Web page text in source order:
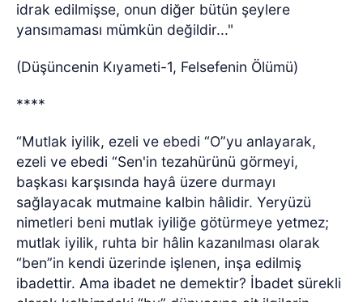
idrak edilmişse, onun diğer bütün şeylere
yansımaması mümkün değildir..."
(Düşüncenin Kıyameti-1, Felsefenin Ölümü)
****
“Mutlak iyilik, ezeli ve ebedi “O”yu anlayarak,
ezeli ve ebedi “Sen'in tezahürünü görmeyi,
başkası karşısında hayâ üzere durmayı
sağlayacak mutmaine kalbin hâlidir. Yeryüzü
nimetleri beni mutlak iyiliğe götürmeye yetmez;
mutlak iyilik, ruhta bir hâlin kazanılması olarak
“ben”in kendi üzerinde işlenen, inşa edilmiş
ibadettir. Ama ibadet ne demektir? İbadet sürekli